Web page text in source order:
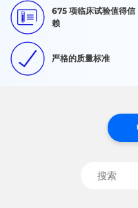
675 项临床试验值得信
赖
严格的质量标准
搜